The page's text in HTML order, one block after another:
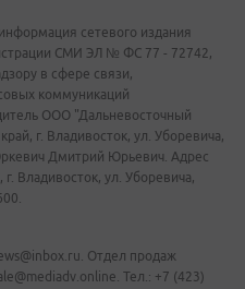
сетевого издания
СМИ ЭЛ № ФС 77 - 72742,
в сфере связи,
коммуникаций
ООО "Дальневосточный
г. Владивосток, ул. Уборевича,
Дмитрий Юрьевич. Адрес
Владивосток, ул. Уборевича,
Отдел продаж
Тел.: +7 (423)